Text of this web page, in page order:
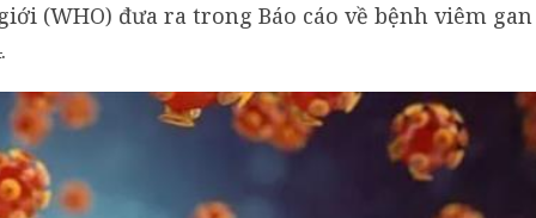
(WHO) đưa ra trong Báo cáo về bệnh viêm gan